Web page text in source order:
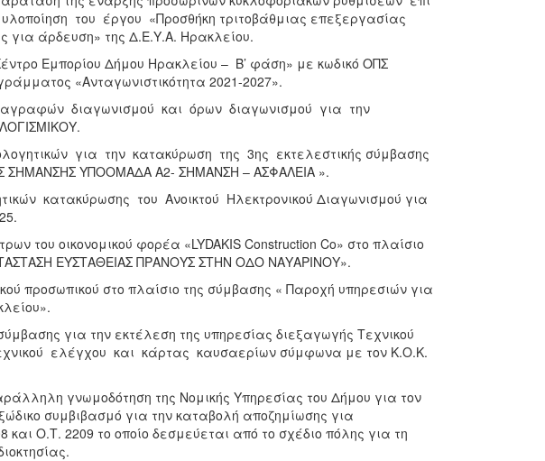
του έργου «Προσθήκη τριτοβάθμιας επεξεργασίας
για άρδευση» της Δ.Ε.Υ.Α. Ηρακλείου.
Εμπορίου Δήμου Ηρακλείου – Β’ φάση» με κωδικό ΟΠΣ
«Ανταγωνιστικότητα 2021-2027».
διαγωνισμού και όρων διαγωνισμού για την
για την κατακύρωση της 3ης εκτελεστικής σύμβασης
ΣΗΜΑΝΣΗΣ ΥΠΟΟΜΑΔΑ Α2- ΣΗΜΑΝΣΗ – ΑΣΦΑΛΕΙΑ ».
κατακύρωσης του Ανοικτού Ηλεκτρονικού Διαγωνισμού για
του οικονομικού φορέα «LYDAKIS Construction Co» στο πλαίσιο
ΕΥΣΤΑΘΕΙΑΣ ΠΡΑΝΟΥΣ ΣΤΗΝ ΟΔΟ ΝΑΥΑΡΙΝΟΥ».
προσωπικού στο πλαίσιο της σύμβασης « Παροχή υπηρεσιών για
για την εκτέλεση της υπηρεσίας διεξαγωγής Τεχνικού
ελέγχου και κάρτας καυσαερίων σύμφωνα με τον Κ.Ο.Κ.
γνωμοδότηση της Νομικής Υπηρεσίας του Δήμου για τον
συμβιβασμό για την καταβολή αποζημίωσης για
Ο.Τ. 2209 το οποίο δεσμεύεται από το σχέδιο πόλης για τη